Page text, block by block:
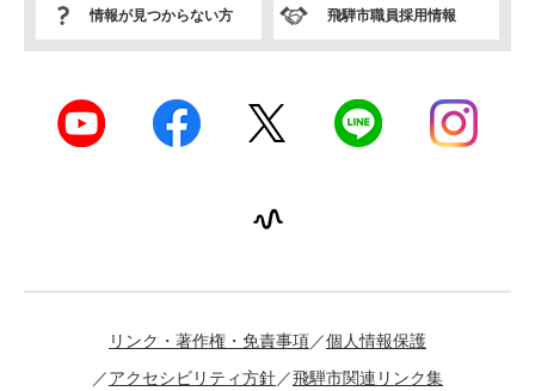
情報が見つからない方 飛騨市職員採用情報
リンク・著作権・免責事項
個人情報保護
アクセシビリティ方針
飛騨市関連リンク集